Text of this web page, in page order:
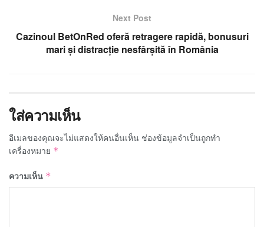
Next Post
Cazinoul BetOnRed oferă retragere rapidă, bonusuri
mari și distracție nesfârșită în România
ใส่ความเห็น
อีเมลของคุณจะไม่แสดงให้คนอื่นเห็น ช่องข้อมูลจำเป็นถูกทำ
เครื่องหมาย *
ความเห็น *